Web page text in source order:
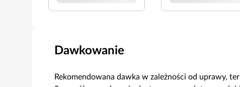
Dawkowanie
Rekomendowana dawka w zależności od uprawy,